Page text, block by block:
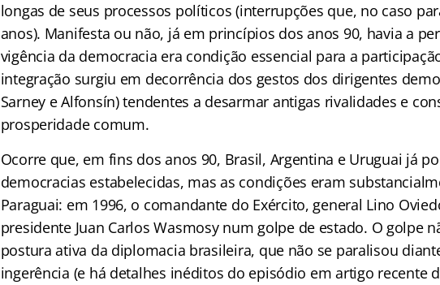
longas de seus processos políticos (interrupções que, no caso
anos). Manifesta ou não, já em princípios dos anos 90, havia a
vigência da democracia era condição essencial para a
integração surgiu em decorrência dos gestos dos dirigentes
Sarney e Alfonsín) tendentes a desarmar antigas rivalidades e
prosperidade comum.
Ocorre que, em fins dos anos 90, Brasil, Argentina e Uruguai já
democracias estabelecidas, mas as condições eram
Paraguai: em 1996, o comandante do Exército, general Lino
presidente Juan Carlos Wasmosy num golpe de estado. O golpe
postura ativa da diplomacia brasileira, que não se paralisou
ingerência (e há detalhes inéditos do episódio em artigo recente